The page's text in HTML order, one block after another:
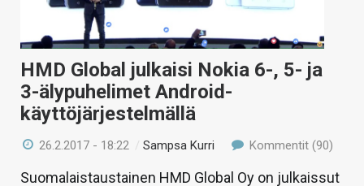
HMD Global julkaisi Nokia 6-, 5- ja
3-älypuhelimet Android-
käyttöjärjestelmällä
26.2.2017 - 18:22 /Sampsa Kurri Kommentit (90)
Suomalaistaustainen HMD Global Oy on julkaissut